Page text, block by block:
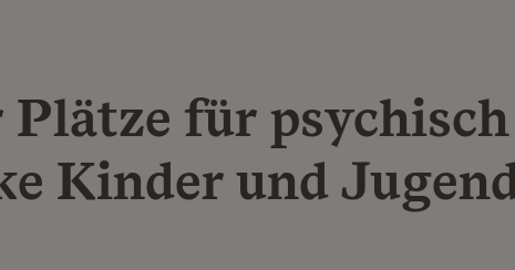
Plätze für psychisch
Kinder und